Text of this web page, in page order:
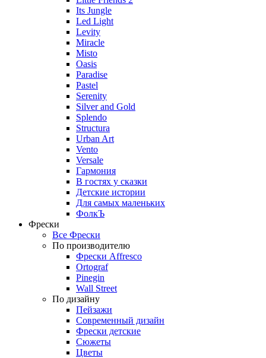
Its Jungle
Led Light
Levity
Miracle
Misto
Oasis
Paradise
Pastel
Serenity
Silver and Gold
Splendo
Structura
Urban Art
Vento
Versale
Гармония
В гостях у сказки
Детские истории
Для самых маленьких
ФолкЪ
Фрески
Все Фрески
По производителю
Фрески Affresco
Ortograf
Pinegin
Wall Street
По дизайну
Пейзажи
Современный дизайн
Фрески детские
Сюжеты
Цветы